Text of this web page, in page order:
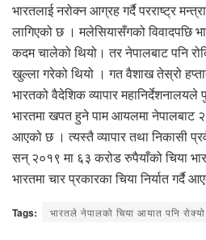
भारतलाई नरोक्न आग्रह गर्दै परराष्ट्र
लागिएको छ । मलेसियासँगको विवादपछि
कदम चालेको थियो। तर नेपालबाट पनि
खुल्ला गरेको थियो । गत वैशाख तेस्रो
भारतको वैदेशिक व्यापार
भारतमा खपत हुने पाम आयलमा नेपालबाट २
आएको छ । त्यस्तै व्यापार तथा निकासी
सन् २०१९ मा ६३ करोड रुपैयाँको चिया
भारतमा चार प्रकारका चिया निर्यात गर्दै
Tags: भारतले नेपालको चिया आयात पनि रोक्यो